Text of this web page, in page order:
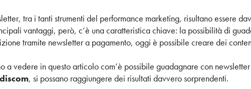
tra i tanti strumenti del performance marketing, risultano essere
vantaggi, però, c’è una caratteristica chiave: la possibilità di
tramite newsletter a pagamento, oggi è possibile creare dei
a vedere in questo articolo com’è possibile guadagnare con
, si possano raggiungere dei risultati davvero sorprendenti.